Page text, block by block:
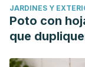
JARDINES Y
Poto con
que